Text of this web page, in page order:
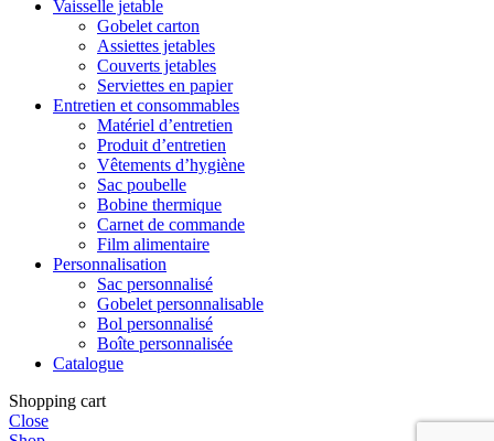
Vaisselle jetable
Gobelet carton
Assiettes jetables
Couverts jetables
Serviettes en papier
Entretien et consommables
Matériel d’entretien
Produit d’entretien
Vêtements d’hygiène
Sac poubelle
Bobine thermique
Carnet de commande
Film alimentaire
Personnalisation
Sac personnalisé
Gobelet personnalisable
Bol personnalisé
Boîte personnalisée
Catalogue
Shopping cart
Close